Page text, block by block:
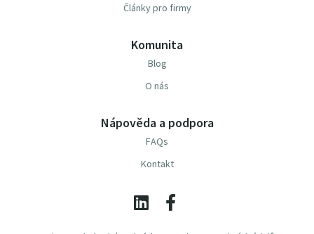
Články pro firmy
Komunita
Blog
O nás
Nápověda a podpora
FAQs
Kontakt